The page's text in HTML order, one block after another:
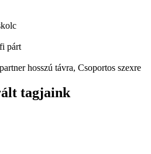
párt
hosszú távra, Csoportos szexre
tagjaink